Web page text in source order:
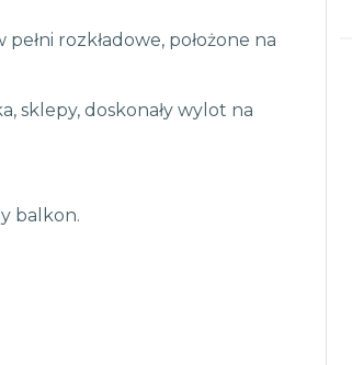
rozkładowe, położone na
sklepy, doskonały wylot na
balkon.